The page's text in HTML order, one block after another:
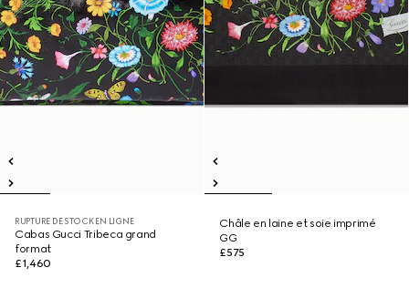
RUPTURE DE STOCK EN LIGNE
Cabas Gucci Tribeca grand
format
£1,460
Châle en laine et soie imprimé
GG
£575